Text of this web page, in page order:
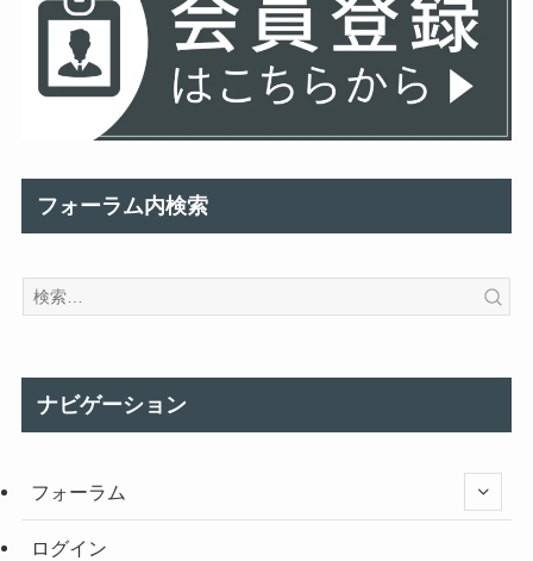
フォーラム内検索
ナビゲーション
フォーラム
ログイン